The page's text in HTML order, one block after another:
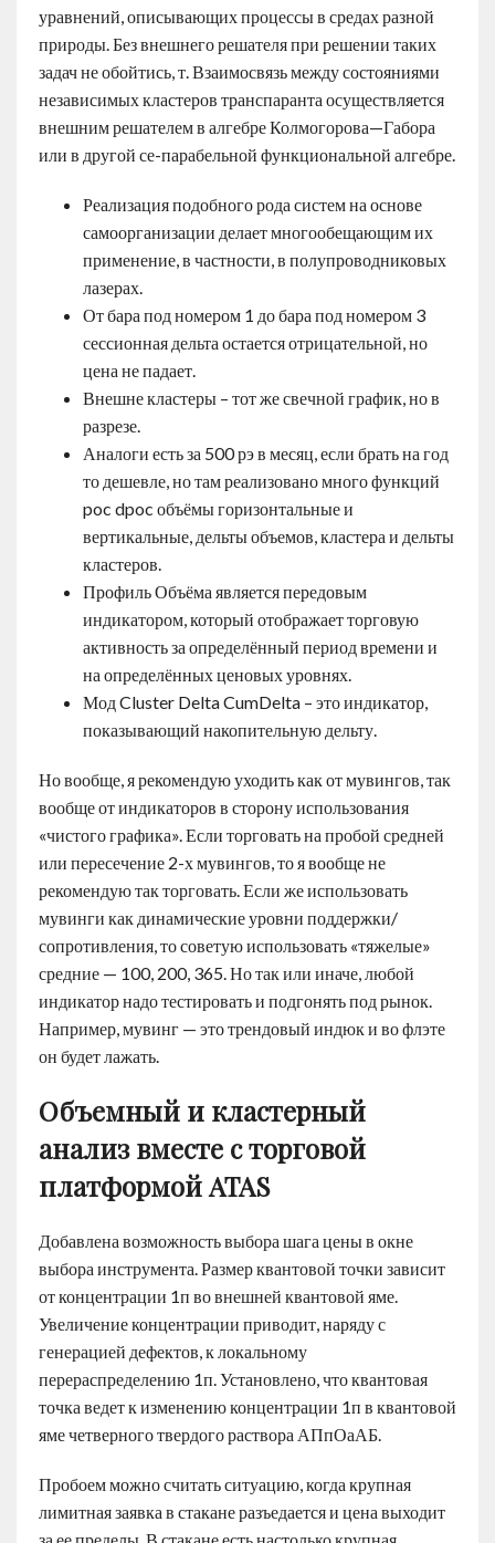
уравнений, описывающих процессы в средах разной
природы. Без внешнего решателя при решении таких
задач не обойтись, т. Взаимосвязь между состояниями
независимых кластеров транспаранта осуществляется
внешним решателем в алгебре Колмогорова—Габора
или в другой се-парабельной функциональной алгебре.
Реализация подобного рода систем на основе
самоорганизации делает многообещающим их
применение, в частности, в полупроводниковых
лазерах.
От бара под номером 1 до бара под номером 3
сессионная дельта остается отрицательной, но
цена не падает.
Внешне кластеры – тот же свечной график, но в
разрезе.
Аналоги есть за 500 рэ в месяц, если брать на год
то дешевле, но там реализовано много функций
poc dpoc объёмы горизонтальные и
вертикальные, дельты объемов, кластера и дельты
кластеров.
Профиль Объёма является передовым
индикатором, который отображает торговую
активность за определённый период времени и
на определённых ценовых уровнях.
Мод Cluster Delta CumDelta – это индикатор,
показывающий накопительную дельту.
Но вообще, я рекомендую уходить как от мувингов, так
вообще от индикаторов в сторону использования
«чистого графика». Если торговать на пробой средней
или пересечение 2-х мувингов, то я вообще не
рекомендую так торговать. Если же использовать
мувинги как динамические уровни поддержки/
сопротивления, то советую использовать «тяжелые»
средние — 100, 200, 365. Но так или иначе, любой
индикатор надо тестировать и подгонять под рынок.
Например, мувинг — это трендовый индюк и во флэте
он будет лажать.
Объемный и кластерный
анализ вместе с торговой
платформой ATAS
Добавлена возможность выбора шага цены в окне
выбора инструмента. Размер квантовой точки зависит
от концентрации 1п во внешней квантовой яме.
Увеличение концентрации приводит, наряду с
генерацией дефектов, к локальному
перераспределению 1п. Установлено, что квантовая
точка ведет к изменению концентрации 1п в квантовой
яме четверного твердого раствора АПпОаАБ.
Пробоем можно считать ситуацию, когда крупная
лимитная заявка в стакане разъедается и цена выходит